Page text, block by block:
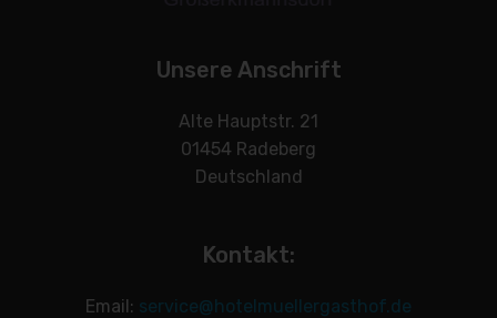
Unsere Anschrift
Alte Hauptstr. 21
01454 Radeberg
Deutschland
Kontakt:
Email: service@hotelmuellergasthof.de